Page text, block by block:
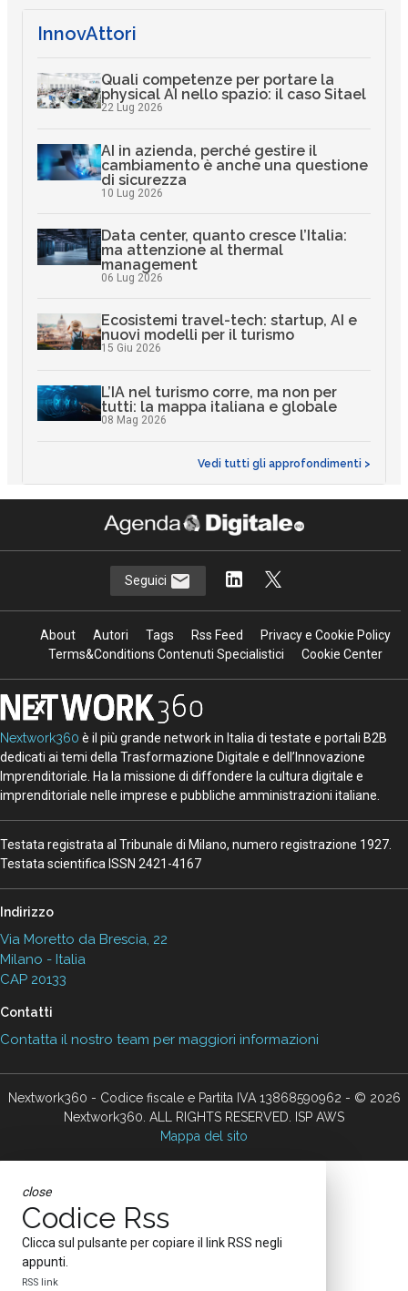
InnovAttori
Quali competenze per portare la
physical AI nello spazio: il caso Sitael
22 Lug 2026
AI in azienda, perché gestire il
cambiamento è anche una questione
di sicurezza
10 Lug 2026
Data center, quanto cresce l’Italia:
ma attenzione al thermal
management
06 Lug 2026
Ecosistemi travel-tech: startup, AI e
nuovi modelli per il turismo
15 Giu 2026
L’IA nel turismo corre, ma non per
tutti: la mappa italiana e globale
08 Mag 2026
Vedi tutti gli approfondimenti >
Seguici
About Autori Tags Rss Feed
Privacy e Cookie Policy
Terms&Conditions Contenuti Specialistici
Cookie Center
Nextwork360 è il più grande network in Italia di testate e portali B2B
dedicati ai temi della Trasformazione Digitale e dell’Innovazione
Imprenditoriale. Ha la missione di diffondere la cultura digitale e
imprenditoriale nelle imprese e pubbliche amministrazioni italiane.
Testata registrata al Tribunale di Milano, numero registrazione 1927.
Testata scientifica ISSN 2421-4167
Indirizzo
Via Moretto da Brescia, 22
Milano - Italia
CAP 20133
Contatti
Contatta il nostro team per maggiori informazioni
Nextwork360 - Codice fiscale e Partita IVA 13868590962 - © 2026
Nextwork360. ALL RIGHTS RESERVED. ISP AWS
Mappa del sito
close
Codice Rss
Clicca sul pulsante per copiare il link RSS negli
appunti.
RSS link